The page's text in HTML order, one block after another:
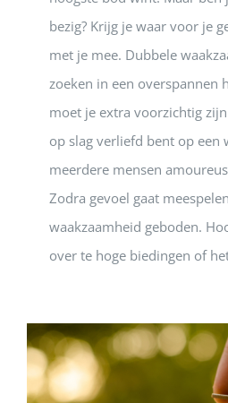
bezig? Krijg je waar voor je
met je mee. Dubbele
zoeken in een overspannen
moet je extra voorzichtig
op slag verliefd bent op een
meerdere mensen
Zodra gevoel gaat
waakzaamheid geboden.
over te hoge biedingen of